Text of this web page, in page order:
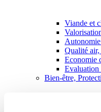
Viande et
Autonomie
Qualité air,
Economie
Evaluation
Bien-être,